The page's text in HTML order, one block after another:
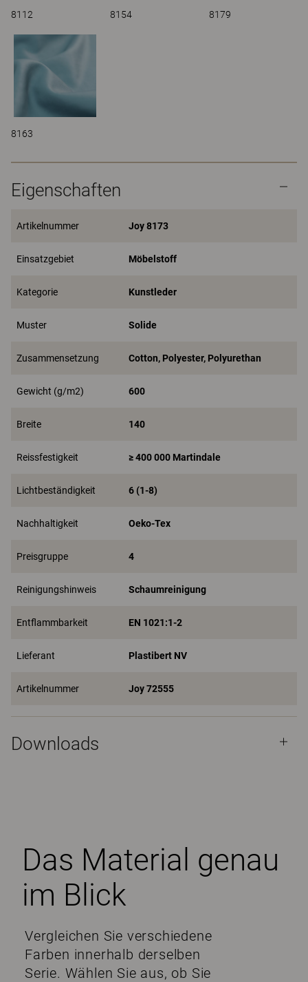
8112 8154 8179
8163
Eigenschaften
Artikelnummer Joy 8173
Einsatzgebiet Möbelstoff
Kategorie Kunstleder
Muster Solide
Zusammensetzung Cotton, Polyester, Polyurethan
Gewicht (g/m2) 600
Breite 140
Reissfestigkeit ≥ 400 000 Martindale
Lichtbeständigkeit 6 (1-8)
Nachhaltigkeit Oeko-Tex
Preisgruppe 4
Reinigungshinweis Schaumreinigung
Entflammbarkeit EN 1021:1-2
Lieferant Plastibert NV
Artikelnummer Joy 72555
Downloads
Das Material genau
im Blick
Vergleichen Sie verschiedene
Farben innerhalb derselben
Serie. Wählen Sie aus, ob Sie